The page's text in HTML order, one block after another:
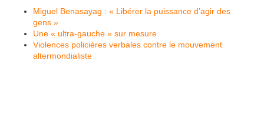
Miguel Benasayag : « Libérer la puissance d’agir des
gens »
Une « ultra-gauche » sur mesure
Violences policières verbales contre le mouvement
altermondialiste